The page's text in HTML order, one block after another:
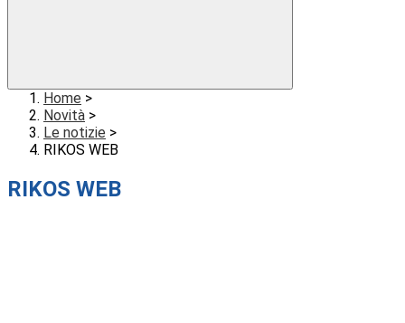
Home >
Novità >
Le notizie >
RIKOS WEB
RIKOS WEB